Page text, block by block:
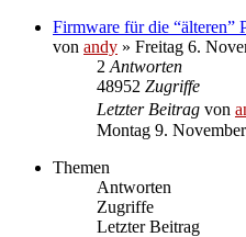
Firmware für die “älteren”
von andy » Freitag 6.
2 Antworten
48952 Zugriffe
Letzter Beitrag von
Montag 9.
Themen
Antworten
Zugriffe
Letzter Beitrag